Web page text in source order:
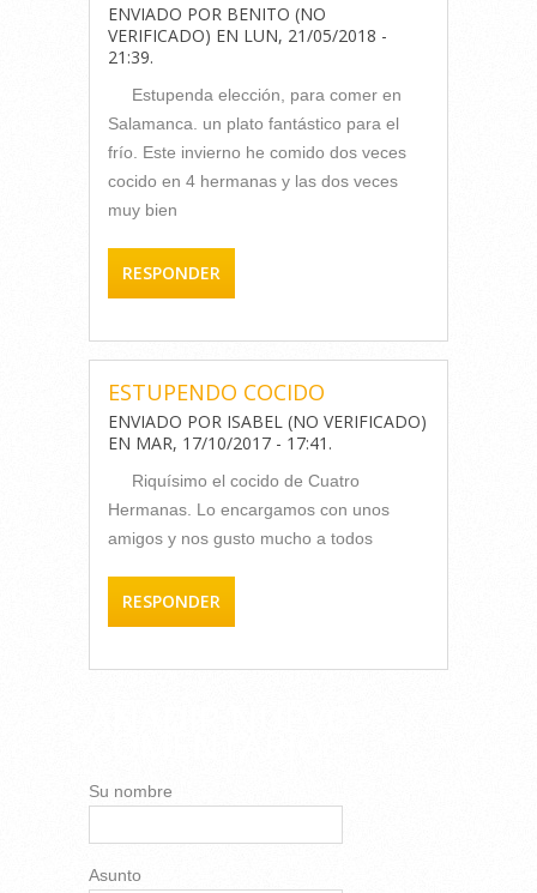
ENVIADO POR BENITO (NO
VERIFICADO) EN LUN, 21/05/2018 -
21:39.
Estupenda elección, para comer en
Salamanca. un plato fantástico para el
frío. Este invierno he comido dos veces
cocido en 4 hermanas y las dos veces
muy bien
RESPONDER
ESTUPENDO COCIDO
ENVIADO POR ISABEL (NO VERIFICADO)
EN MAR, 17/10/2017 - 17:41 .
Riquísimo el cocido de Cuatro
Hermanas. Lo encargamos con unos
amigos y nos gusto mucho a todos
RESPONDER
Su nombre
Asunto